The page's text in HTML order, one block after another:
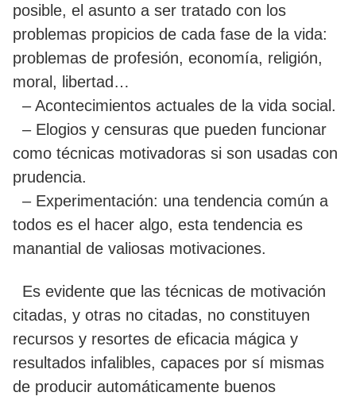
posible, el asunto a ser tratado con los
problemas propicios de cada fase de la vida:
problemas de profesión, economía, religión,
moral, libertad…
– Acontecimientos actuales de la vida social.
– Elogios y censuras que pueden funcionar
como técnicas motivadoras si son usadas con
prudencia.
– Experimentación: una tendencia común a
todos es el hacer algo, esta tendencia es
manantial de valiosas motivaciones.
Es evidente que las técnicas de motivación
citadas, y otras no citadas, no constituyen
recursos y resortes de eficacia mágica y
resultados infalibles, capaces por sí mismas
de producir automáticamente buenos